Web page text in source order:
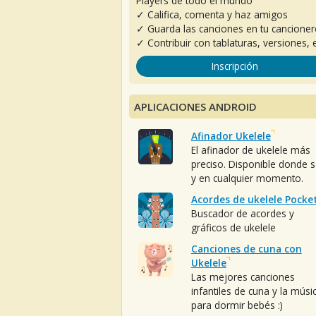
✓ Califica, comenta y haz amigos
✓ Guarda las canciones en tu
✓ Contribuir con tablaturas, versiones,
Inscripción
APLICACIONES ANDROID
Afinador Ukelele
El afinador de ukelele más
preciso. Disponible donde
y en cualquier momento.
Acordes de ukelele
Buscador de acordes y
gráficos de ukelele
Canciones de cuna con
Ukelele
Las mejores canciones
infantiles de cuna y la
para dormir bebés :)